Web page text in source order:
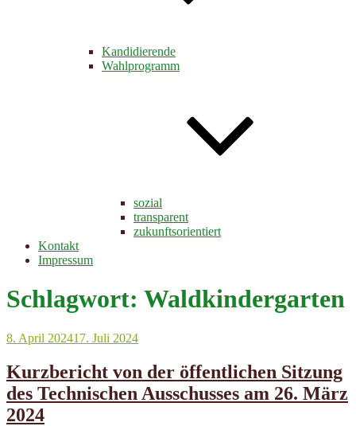
Kandidierende
Wahlprogramm
sozial
transparent
zukunftsorientiert
Kontakt
Impressum
Schlagwort: Waldkindergarten
Veröffentlicht
8. April 202417. Juli 2024
Kurzbericht von der öffentlichen Sitzung
des Technischen Ausschusses am 26. März
2024